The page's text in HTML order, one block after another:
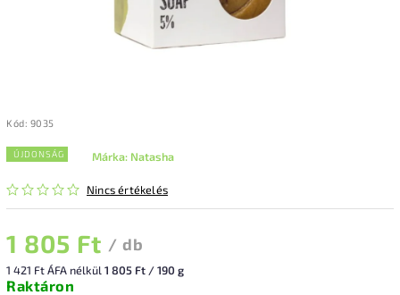
Kód: 9035
ÚJDONSÁG
Nincs értékelés
Márka: Natasha
1 805 Ft / db
1 421 Ft ÁFA nélkül 1 805 Ft / 190 g
Raktáron